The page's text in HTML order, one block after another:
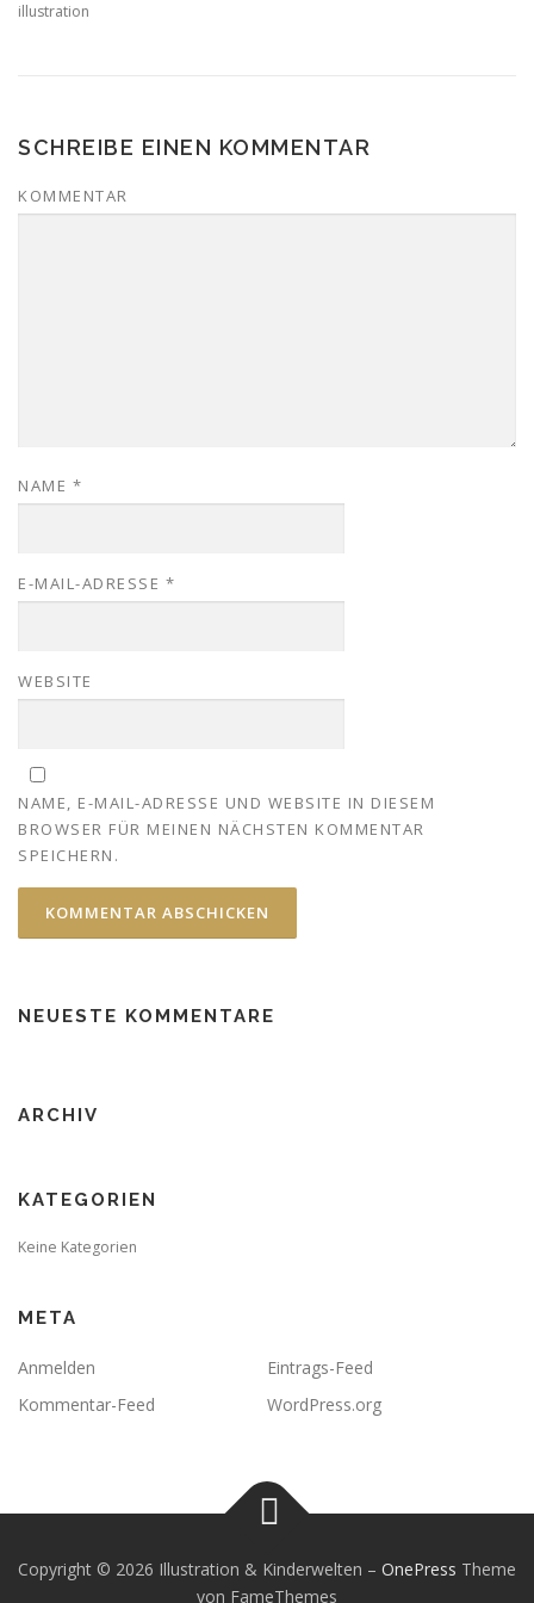
illustration
SCHREIBE EINEN KOMMENTAR
KOMMENTAR
NAME *
E-MAIL-ADRESSE *
WEBSITE
NAME, E-MAIL-ADRESSE UND WEBSITE IN DIESEM
BROWSER FÜR MEINEN NÄCHSTEN KOMMENTAR
SPEICHERN.
NEUESTE KOMMENTARE
ARCHIV
KATEGORIEN
Keine Kategorien
META
Anmelden
Eintrags-Feed
Kommentar-Feed
WordPress.org
Copyright © 2026 Illustration & Kinderwelten – OnePress Theme
von FameThemes